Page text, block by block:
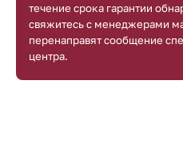
течение срока гарантии
свяжитесь с менеджерами
перенаправят сообщение
центра.